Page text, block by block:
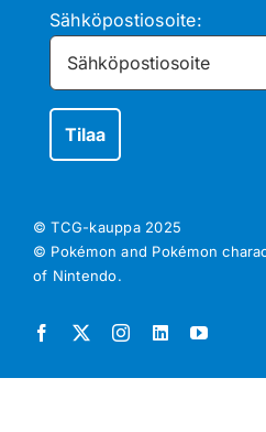
Sähköpostiosoite:
© TCG-kauppa 2025
© Pokémon and Pokémon
of Nintendo.